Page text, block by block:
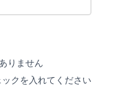
りません
クを入れてください